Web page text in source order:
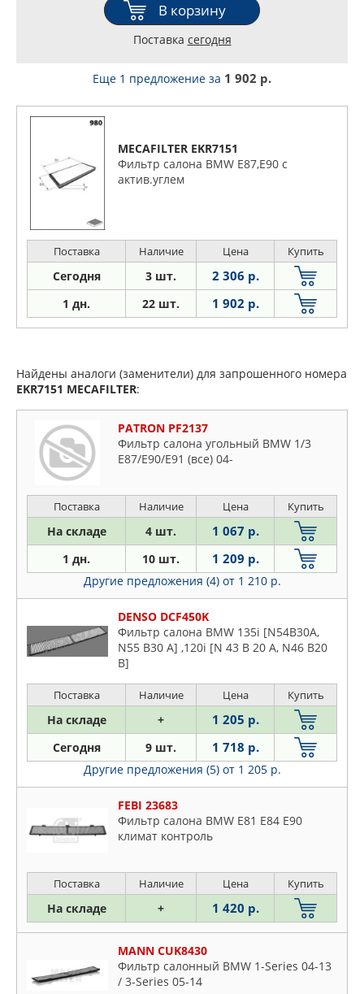
В корзину
Поставка сегодня
Еще 1 предложение за 1 902 р.
MECAFILTER EKR7151
Фильтр салона BMW E87,E90 с
актив.углем
Поставка Наличие Цена Купить
Сегодня 3 шт. 2 306 р.
1 дн. 22 шт. 1 902 р.
Найдены аналоги (заменители) для запрошенного номера
EKR7151 MECAFILTER:
PATRON PF2137
Фильтр салона угольный BMW 1/3
E87/E90/E91 (все) 04-
Поставка Наличие Цена Купить
На складе 4 шт. 1 067 р.
1 дн. 10 шт. 1 209 р.
Другие предложения (4) от 1 210 р.
DENSO DCF450K
Фильтр салона BMW 135i [N54B30A,
N55 B30 A] ,120i [N 43 B 20 A, N46 B20
B]
Поставка Наличие Цена Купить
На складе + 1 205 р.
Сегодня 9 шт. 1 718 р.
Другие предложения (5) от 1 205 р.
FEBI 23683
Фильтр салона BMW Е81 E84 E90
климат контроль
Поставка Наличие Цена Купить
На складе + 1 420 р.
MANN CUK8430
Фильтр салонный BMW 1-Series 04-13
/ 3-Series 05-14